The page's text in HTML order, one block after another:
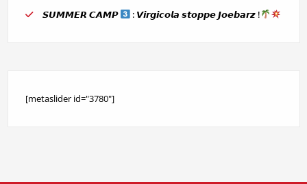
𝙎𝙐𝙈𝙈𝙀𝙍 𝘾𝘼𝙈𝙋 : 𝙑𝙞𝙧𝙜𝙞𝙘𝙤𝙡𝙖 𝙨𝙩𝙤𝙥𝙥𝙚 𝙅𝙤𝙚𝙗𝙖𝙧𝙯 !
[metaslider id="3780"]